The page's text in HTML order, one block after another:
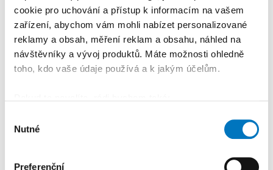
cookie pro uchování a přístup k informacím na vašem
zařízení, abychom vám mohli nabízet personalizované
reklamy a obsah, měření reklam a obsahu, náhled na
návštěvníky a vývoj produktů. Máte možnosti ohledně
toho, kdo vaše údaje používá a k jakým účelům.
poloze, které mohou být přesné na několik metrů
skenování pro konkrétní charakteristiky (otisk prstu)
souhlasu
Nutné
Preferenční
dobře. Do Zimní ligy OFS Třebíč jsou
organizačně zapojené další kluby, bez kterých
bychom se vůbec nedokázali obejít. Tady
mluvím převážně o Želetavě, Okříškách a
Lipníku, který nám zajišťuje halu a umělou
letos i v hale na Václavském náměstí. V režii
svazu jsou tak třebíčské turnaje, kde na
organizaci vždy dohlíží dva lidi. Většinou